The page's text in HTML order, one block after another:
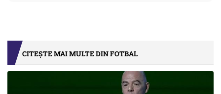
CITEȘTE MAI MULTE DIN FOTBAL